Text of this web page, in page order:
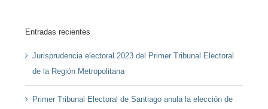
Entradas recientes
Jurisprudencia electoral 2023 del Primer Tribunal Electoral
de la Región Metropolitana
Primer Tribunal Electoral de Santiago anula la elección de